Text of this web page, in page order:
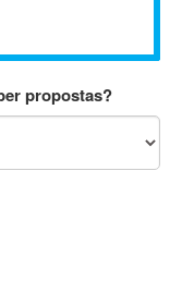
propostas?